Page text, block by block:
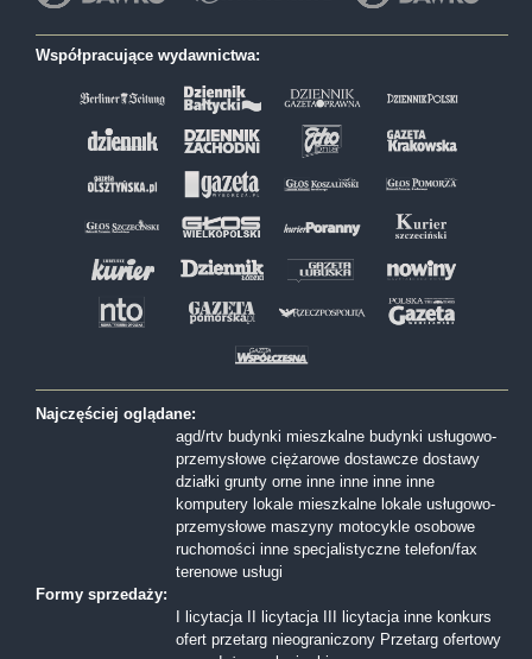
Współpracujące wydawnictwa:
Najczęściej oglądane:
agd/rtv budynki mieszkalne budynki usługowo-
przemysłowe ciężarowe dostawcze dostawy
działki grunty orne inne inne inne inne
komputery lokale mieszkalne lokale usługowo-
przemysłowe maszyny motocykle osobowe
ruchomości inne specjalistyczne telefon/fax
terenowe usługi
Formy sprzedaży:
I licytacja
II licytacja III licytacja inne konkurs
ofert przetarg nieograniczony Przetarg ofertowy